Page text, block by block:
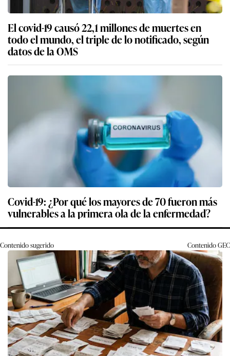
El covid-19 causó 22,1 millones de muertes en
todo el mundo, el triple de lo notificado, según
datos de la OMS
Covid-19: ¿Por qué los mayores de 70 fueron más
vulnerables a la primera ola de la enfermedad?
Contenido sugerido ContenidoGEC